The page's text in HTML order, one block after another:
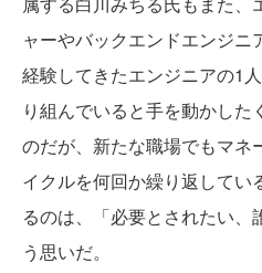
ャーやバックエンドエンジニ
経験してきたエンジニアの1
り組んでいると手を動かした
のだが、新たな職場でもマネ
イクルを何回か繰り返してい
るのは、「必要とされたい、
う思いだ。